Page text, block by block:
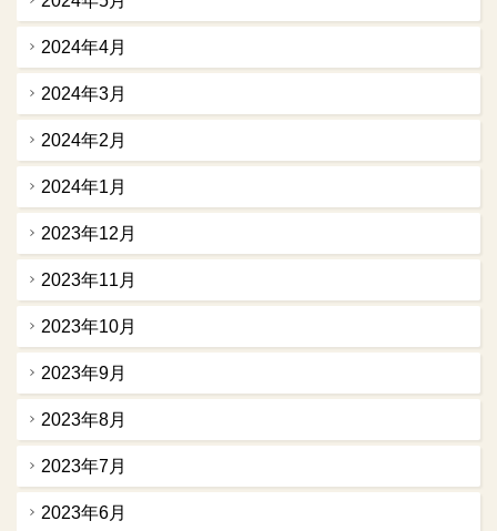
2024年4月
2024年3月
2024年2月
2024年1月
2023年12月
2023年11月
2023年10月
2023年9月
2023年8月
2023年7月
2023年6月